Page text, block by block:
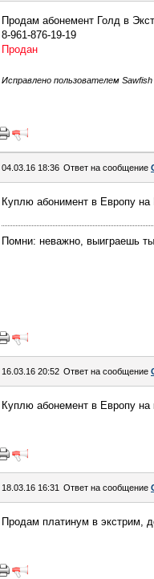
Продам абонемент Голд в
8-961-876-19-19
Продан
Исправлено пользователем Sawfish
04.03.16 18:36 Ответ на сообщение
Куплю абонимент в Европу
Помни: неважно, выиграешь
16.03.16 20:52 Ответ на сообщение
Куплю абонемент в Европу
18.03.16 16:31 Ответ на сообщение
Продам платинум в экстрим,